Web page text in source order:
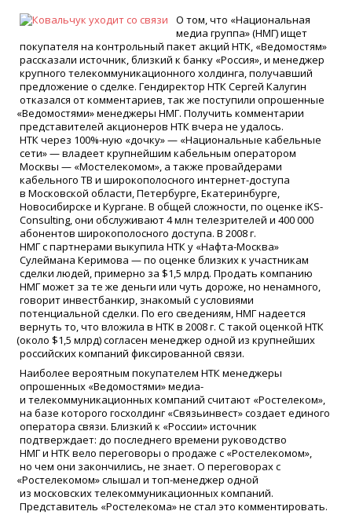
О том, что «Национальная
медиа группа»(НМГ) ищет
покупателя на контрольный пакет акций НТК, «Ведомостям»
рассказали источник, близкий к банку «Россия», и менеджер
крупного телекоммуникационного холдинга, получавший
предложение о сделке. Гендиректор НТК Сергей Калугин
отказался от комментариев, так же поступили опрошенные
«Ведомостями» менеджеры НМГ. Получить комментарии
представителей акционеров НТК вчера не удалось.
НТК через 100%-ную «дочку» — «Национальные кабельные
сети» — владеет крупнейшим кабельным оператором
Москвы — «Мостелекомом», а также провайдерами
кабельного ТВ и широкополосного интернет-доступа
в Московской области, Петербурге, Екатеринбурге,
Новосибирске и Кургане. В общей сложности, по оценке iKS-
Consulting, они обслуживают 4 млн телезрителей и 400 000
абонентов широкополосного доступа. В 2008 г.
НМГ с партнерами выкупила НТК у «Нафта-Москва»
Сулеймана Керимова — по оценке близких к участникам
сделки людей, примерно за $1,5 млрд. Продать компанию
НМГ может за те же деньги или чуть дороже, но ненамного,
говорит инвестбанкир, знакомый с условиями
потенциальной сделки. По его сведениям, НМГ надеется
вернуть то, что вложила в НТК в 2008 г. С такой оценкой НТК
(около $1,5 млрд) согласен менеджер одной из крупнейших
российских компаний фиксированной связи.
Наиболее вероятным покупателем НТК менеджеры
опрошенных «Ведомостями» медиа-
и телекоммуникационных компаний считают «Ростелеком»,
на базе которого госхолдинг «Связьинвест» создает единого
оператора связи. Близкий к «России» источник
подтверждает: до последнего времени руководство
НМГ и НТК вело переговоры о продаже с «Ростелекомом»,
но чем они закончились, не знает. О переговорах с
«Ростелекомом» слышал и топ-менеджер одной
из московских телекоммуникационных компаний.
Представитель «Ростелекома» не стал это комментировать.